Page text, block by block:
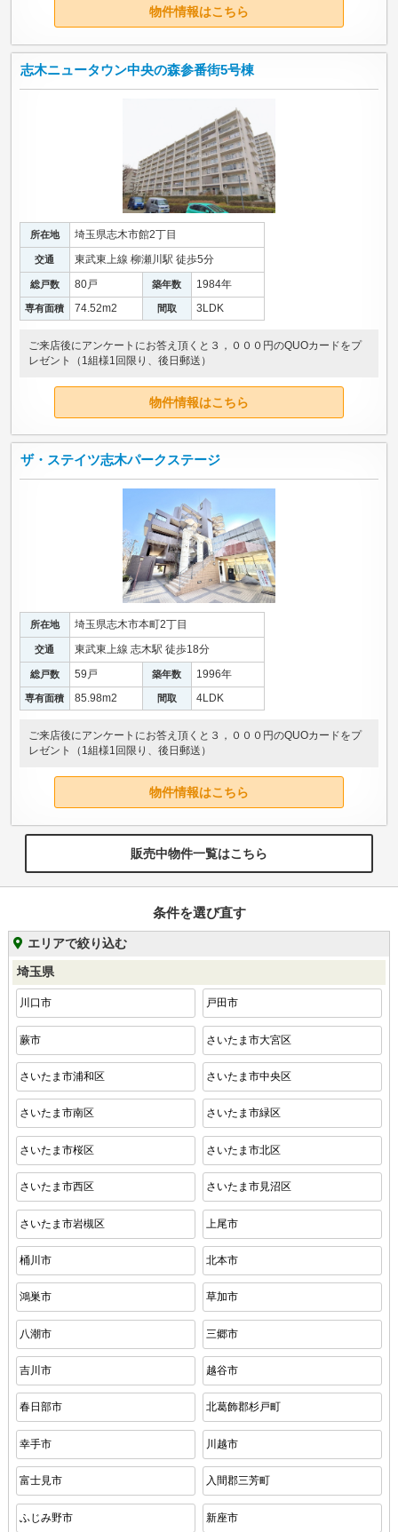
物件情報はこちら
志木ニュータウン中央の森参番街5号棟
所在地 埼玉県志木市館2丁目
交通 東武東上線 柳瀬川駅 徒歩5分
総戸数 80戸 築年数 1984年
専有面積 74.52m2 間取 3LDK
ご来店後にアンケートにお答え頂くと３，０００円のQUOカードをプ
レゼント（1組様1回限り、後日郵送）
物件情報はこちら
ザ・ステイツ志木パークステージ
所在地 埼玉県志木市本町2丁目
交通 東武東上線 志木駅 徒歩18分
総戸数 59戸 築年数 1996年
専有面積 85.98m2 間取 4LDK
ご来店後にアンケートにお答え頂くと３，０００円のQUOカードをプ
レゼント（1組様1回限り、後日郵送）
物件情報はこちら
販売中物件一覧はこちら
条件を選び直す
エリアで絞り込む
埼玉県
川口市 戸田市
蕨市 さいたま市大宮区
さいたま市浦和区 さいたま市中央区
さいたま市南区 さいたま市緑区
さいたま市桜区 さいたま市北区
さいたま市西区 さいたま市見沼区
さいたま市岩槻区 上尾市
桶川市 北本市
鴻巣市 草加市
八潮市 三郷市
吉川市 越谷市
春日部市 北葛飾郡杉戸町
幸手市 川越市
富士見市 入間郡三芳町
ふじみ野市 新座市